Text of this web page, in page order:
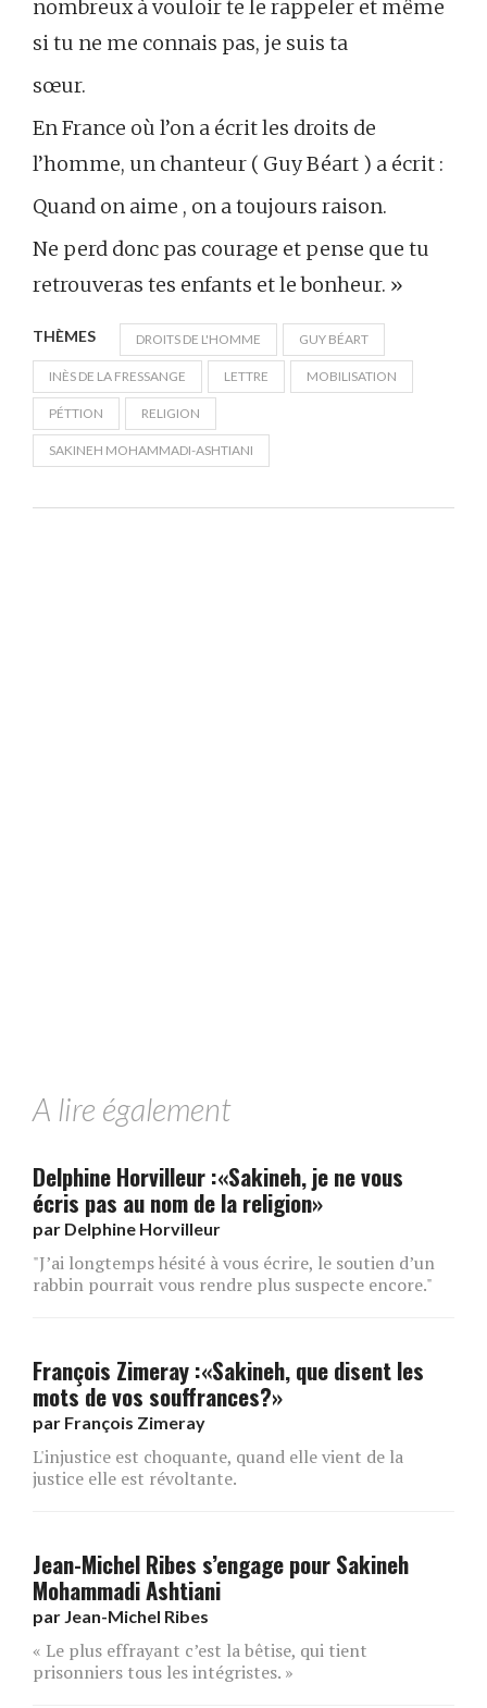
nombreux à vouloir te le rappeler et même
si tu ne me connais pas, je suis ta
sœur.
En France où l’on a écrit les droits de
l’homme, un chanteur ( Guy Béart ) a écrit :
Quand on aime , on a toujours raison.
Ne perd donc pas courage et pense que tu
retrouveras tes enfants et le bonheur. »
THÈMES DROITS DE L'HOMME GUY BÉART
INÈS DE LA FRESSANGE LETTRE MOBILISATION
PÉTTION RELIGION
SAKINEH MOHAMMADI-ASHTIANI
A lire également
Delphine Horvilleur :«Sakineh, je ne vous
écris pas au nom de la religion»
par Delphine Horvilleur
"J’ai longtemps hésité à vous écrire, le soutien d’un
rabbin pourrait vous rendre plus suspecte encore."
François Zimeray :«Sakineh, que disent les
mots de vos souffrances?»
par François Zimeray
L'injustice est choquante, quand elle vient de la
justice elle est révoltante.
Jean-Michel Ribes s’engage pour Sakineh
Mohammadi Ashtiani
par Jean-Michel Ribes
« Le plus effrayant c’est la bêtise, qui tient
prisonniers tous les intégristes. »